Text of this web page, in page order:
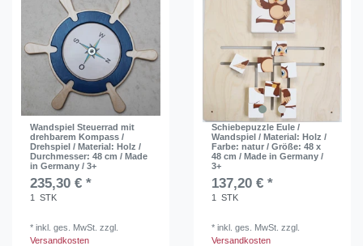
Wandspiel Steuerrad mit
drehbarem Kompass /
Drehspiel / Material: Holz /
Durchmesser: 48 cm / Made
in Germany / 3+
235,30 € *
1 STK
*inkl. ges. MwSt. zzgl.
Versandkosten
Schiebepuzzle Eule /
Wandspiel / Material: Holz /
Farbe: natur / Größe: 48 x
48 cm / Made in Germany /
3+
137,20 € *
1 STK
*inkl. ges. MwSt. zzgl.
Versandkosten